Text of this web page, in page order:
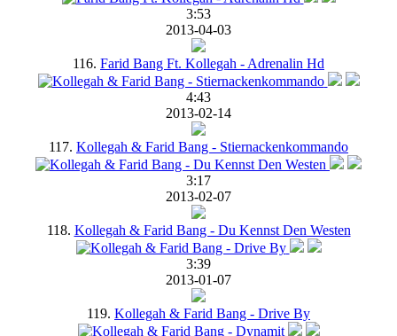
3:53
2013-04-03
116. Farid Bang Ft. Kollegah - Adrenalin Hd
4:43
2013-02-14
117. Kollegah & Farid Bang - Stiernackenkommando
3:17
2013-02-07
118. Kollegah & Farid Bang - Du Kennst Den Westen
3:39
2013-01-07
119. Kollegah & Farid Bang - Drive By